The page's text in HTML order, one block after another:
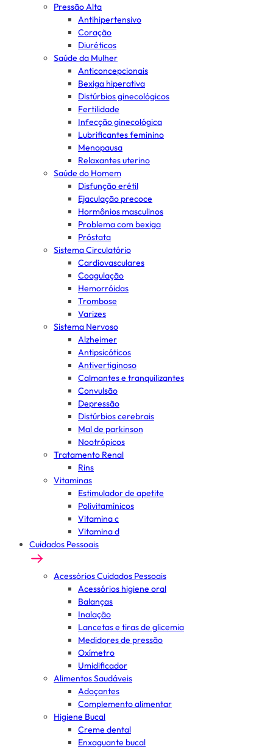
Pressão Alta
Antihipertensivo
Coração
Diuréticos
Saúde da Mulher
Anticoncepcionais
Bexiga hiperativa
Distúrbios ginecológicos
Fertilidade
Infecção ginecológica
Lubrificantes feminino
Menopausa
Relaxantes uterino
Saúde do Homem
Disfunção erétil
Ejaculação precoce
Hormônios masculinos
Problema com bexiga
Próstata
Sistema Circulatório
Cardiovasculares
Coagulação
Hemorróidas
Trombose
Varizes
Sistema Nervoso
Alzheimer
Antipsicóticos
Antivertiginoso
Calmantes e tranquilizantes
Convulsão
Depressão
Distúrbios cerebrais
Mal de parkinson
Nootrópicos
Tratamento Renal
Rins
Vitaminas
Estimulador de apetite
Polivitamínicos
Vitamina c
Vitamina d
Cuidados Pessoais
Acessórios Cuidados Pessoais
Acessórios higiene oral
Balanças
Inalação
Lancetas e tiras de glicemia
Medidores de pressão
Oxímetro
Umidificador
Alimentos Saudáveis
Adoçantes
Complemento alimentar
Higiene Bucal
Creme dental
Enxaguante bucal